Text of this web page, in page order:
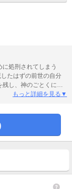
処刑されてしまう
たはずの前世の自分
し、神のごとくにあ
王女にメイドに、オズ
な描写もあります！
も強いのでチート＆
もっと詳細を見る▼